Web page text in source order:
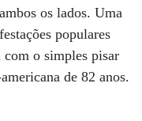
os lados. Uma
populares
com o simples pisar
de 82 anos.